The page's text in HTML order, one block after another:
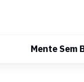
Mente Sem